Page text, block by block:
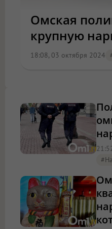
Омская
крупную
18:08, 03 октября 2024